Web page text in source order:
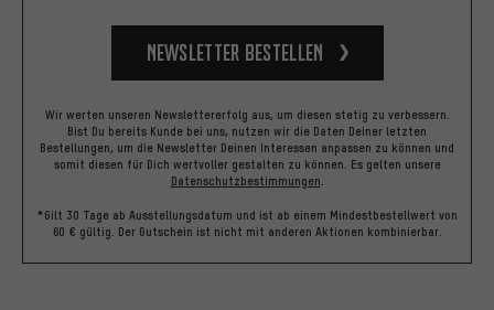
Newsletter bestellen
Wir werten unseren Newslettererfolg aus, um diesen stetig zu verbessern.
Bist Du bereits Kunde bei uns, nutzen wir die Daten Deiner letzten
Bestellungen, um die Newsletter Deinen Interessen anpassen zu können und
somit diesen für Dich wertvoller gestalten zu können. Es gelten unsere
Datenschutzbestimmungen.
*Gilt 30 Tage ab Ausstellungsdatum und ist ab einem Mindestbestellwert von
60 € gültig. Der Gutschein ist nicht mit anderen Aktionen kombinierbar.